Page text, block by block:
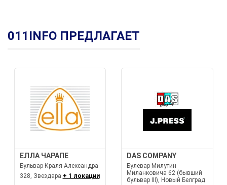
011INFO ПРЕДЛАГАЕТ
ЕЛЛА ЧАРАПЕ
Бульвар Краля Александра
328, Звездара + 1 локации
DAS COMPANY
Булевар Милутин
Миланковича 62 (бывший
бульвар III), Новый Белград